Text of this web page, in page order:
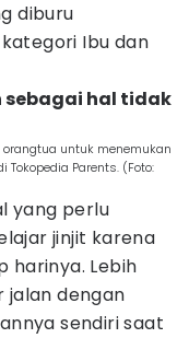
diburu
Ibu dan
sebagai hal tidak
untuk menemukan
Parents. (Foto:
yang perlu
jinjit karena
harinya. Lebih
jalan dengan
sendiri saat